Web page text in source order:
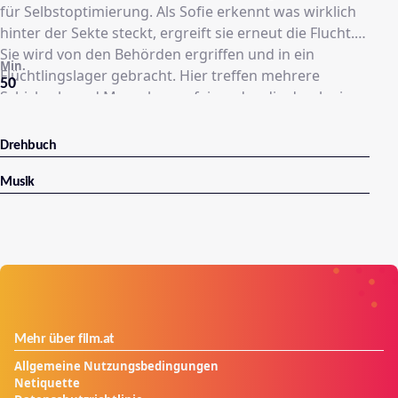
für Selbstoptimierung. Als Sofie erkennt was wirklich
hinter der Sekte steckt, ergreift sie erneut die Flucht.
Sie wird von den Behörden ergriffen und in ein
Flüchtlingslager gebracht. Hier treffen mehrere
Schicksale und Menschen aufeinander, die durch ein
getrieben werden.
50
Min.
Drehbuch
Musik
Mehr über film.at
Allgemeine Nutzungsbedingungen
Netiquette